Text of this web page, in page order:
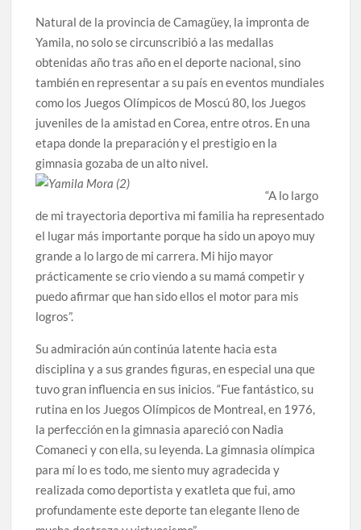
Natural de la provincia de Camagüey, la impronta de
Yamila, no solo se circunscribió a las medallas
obtenidas año tras año en el deporte nacional, sino
también en representar a su país en eventos mundiales
como los Juegos Olímpicos de Moscú 80, los Juegos
juveniles de la amistad en Corea, entre otros. En una
etapa donde la preparación y el prestigio en la
gimnasia gozaba de un alto nivel.
“A lo largo
de mi trayectoria deportiva mi familia ha representado
el lugar más importante porque ha sido un apoyo muy
grande a lo largo de mi carrera. Mi hijo mayor
prácticamente se crio viendo a su mamá competir y
puedo afirmar que han sido ellos el motor para mis
logros”.
Su admiración aún continúa latente hacia esta
disciplina y a sus grandes figuras, en especial una que
tuvo gran influencia en sus inicios. “Fue fantástico, su
rutina en los Juegos Olímpicos de Montreal, en 1976,
la perfección en la gimnasia apareció con Nadia
Comaneci y con ella, su leyenda. La gimnasia olímpica
para mí lo es todo, me siento muy agradecida y
realizada como deportista y exatleta que fui, amo
profundamente este deporte tan elegante lleno de